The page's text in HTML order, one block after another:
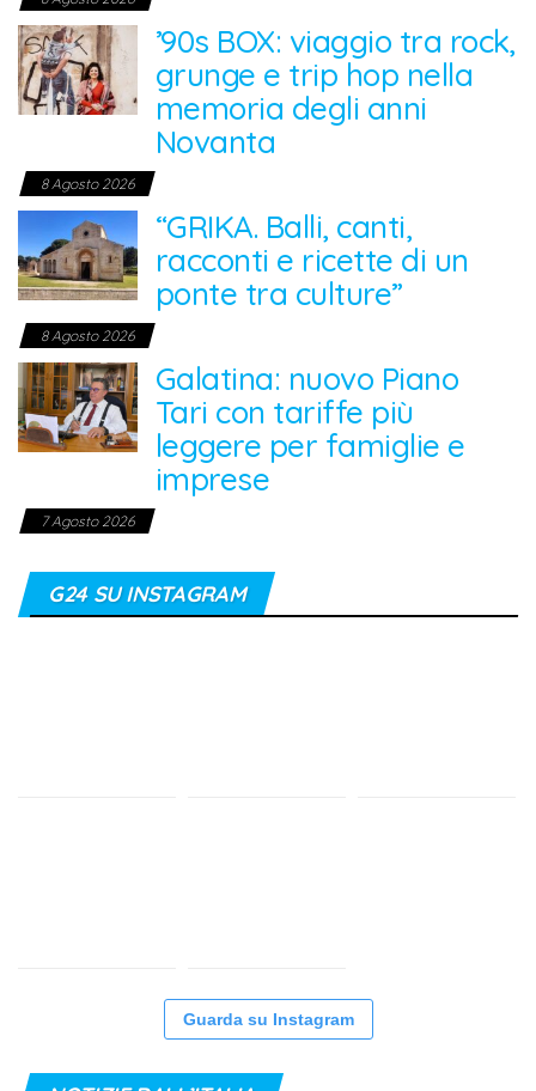
’90s BOX: viaggio tra rock,
grunge e trip hop nella
memoria degli anni
Novanta
8 Agosto 2026
“GRIKA. Balli, canti,
racconti e ricette di un
ponte tra culture”
8 Agosto 2026
Galatina: nuovo Piano
Tari con tariffe più
leggere per famiglie e
imprese
7 Agosto 2026
G24 SU INSTAGRAM
Guarda su Instagram